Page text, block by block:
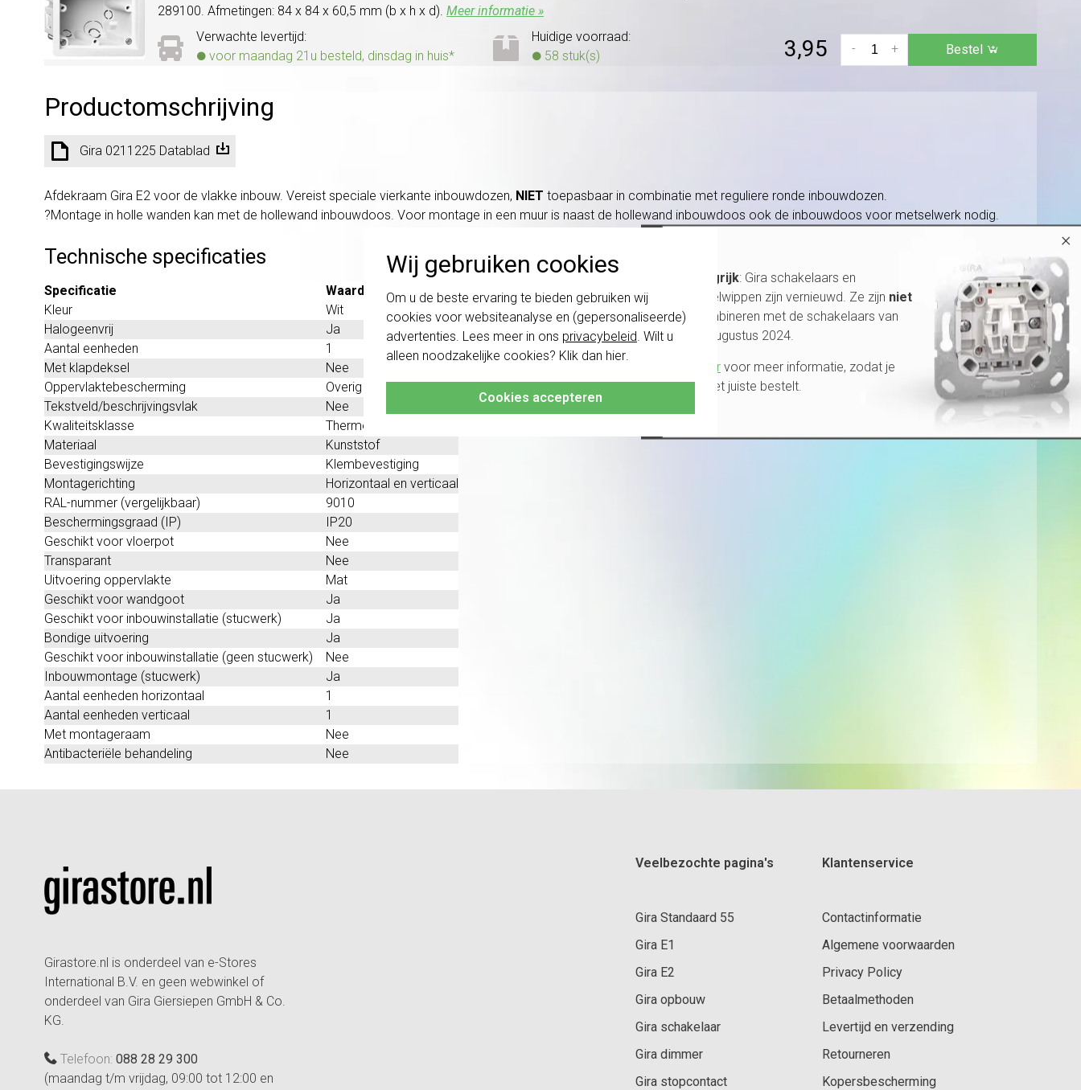
Wij gebruiken cookies
Om u de beste ervaring te bieden gebruiken wij
cookies voor websiteanalyse en (gepersonaliseerde)
advertenties. Lees meer in ons privacybeleid. Wilt u
alleen noodzakelijke cookies? Klik dan hier.
Cookies accepteren
289100. Afmetingen: 84 x 84 x 60,5 mm (b x h x d). Meer informatie »
Verwachte levertijd:
voor maandag 21u besteld, dinsdag in huis*
Huidige voorraad:
58 stuk(s)
3,95 +
- Bestel
Productomschrijving
Gira 0211225 Datablad
Afdekraam Gira E2 voor de vlakke inbouw. Vereist speciale vierkante inbouwdozen, NIET toepasbaar in combinatie met reguliere ronde inbouwdozen.
?Montage in holle wanden kan met de hollewand inbouwdoos. Voor montage in een muur is naast de hollewand inbouwdoos ook de inbouwdoos voor metselwerk nodig.
Technische specificaties
Specificatie
Waarde
Kleur
Wit
Halogeenvrij
Ja
Aantal eenheden
1
Met klapdeksel
Nee
Oppervlaktebescherming
Overig
Tekstveld/beschrijvingsvlak
Nee
Kwaliteitsklasse
Thermoplast
Materiaal
Kunststof
Bevestigingswijze
Klembevestiging
Montagerichting
Horizontaal en verticaal
RAL-nummer (vergelijkbaar)
9010
Beschermingsgraad (IP)
IP20
Geschikt voor vloerpot
Nee
Transparant
Nee
Uitvoering oppervlakte
Mat
Geschikt voor wandgoot
Ja
Geschikt voor inbouwinstallatie (stucwerk)
Ja
Bondige uitvoering
Ja
Geschikt voor inbouwinstallatie (geen stucwerk)
Nee
Inbouwmontage (stucwerk)
Ja
Aantal eenheden horizontaal
1
Aantal eenheden verticaal
1
Met montageraam
Nee
Antibacteriële behandeling
Nee
Girastore.nl is onderdeel van e-Stores
International B.V. en geen webwinkel of
onderdeel van Gira Giersiepen GmbH & Co.
KG.
Telefoon: 088 28 29 300
(maandag t/m vrijdag, 09:00 tot 12:00 en
Veelbezochte pagina's
Gira Standaard 55
Gira E1
Gira E2
Gira opbouw
Gira schakelaar
Gira dimmer
Gira stopcontact
Klantenservice
Contactinformatie
Algemene voorwaarden
Privacy Policy
Betaalmethoden
Levertijd en verzending
Retourneren
Kopersbescherming
×
Belangrijk: Gira schakelaars en
schakelwippen zijn vernieuwd. Ze zijn niet
te combineren met de schakelaars van
vóór augustus 2024.
Klik hier voor meer informatie, zodat je
altijd het juiste bestelt.